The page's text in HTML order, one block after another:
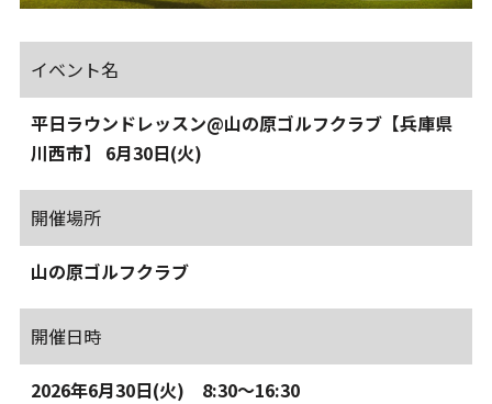
イベント名
平日ラウンドレッスン@山の原ゴルフクラブ【兵庫県
川西市】 6月30日(火)
開催場所
山の原ゴルフクラブ
開催日時
2026年6月30日(火) 8:30～16:30